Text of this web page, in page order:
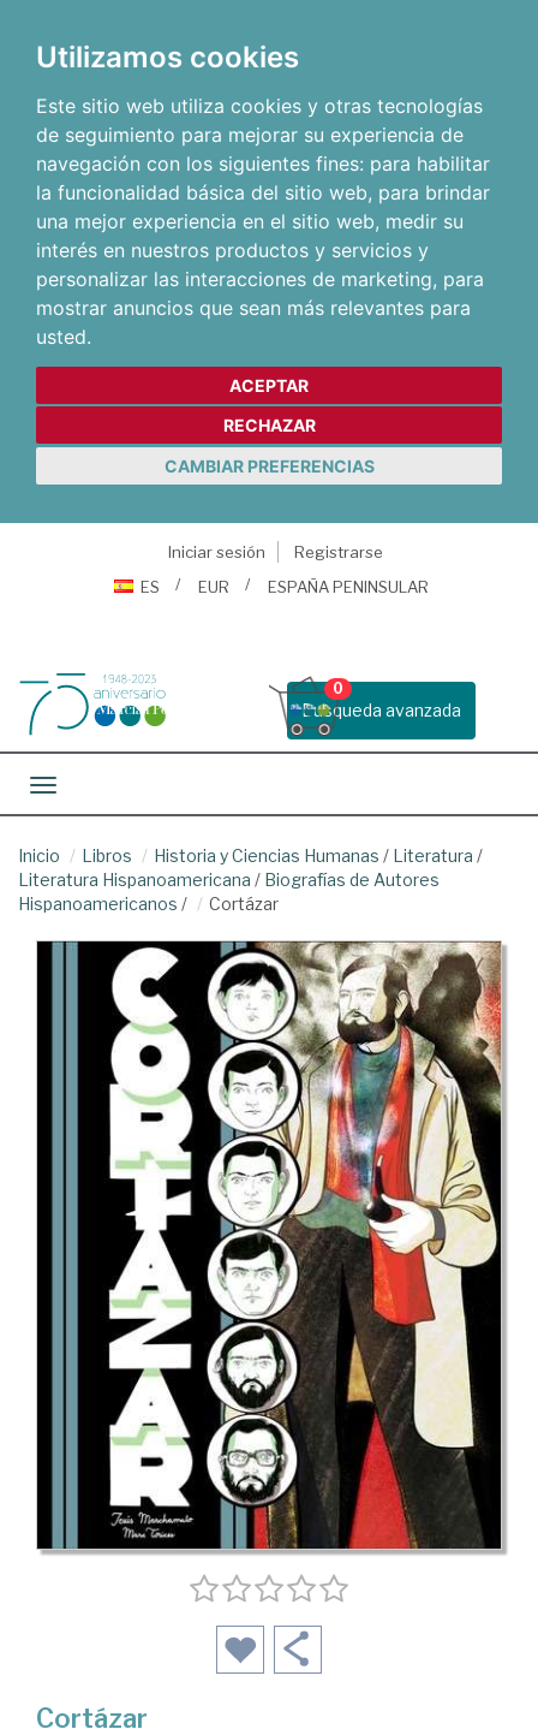
Utilizamos cookies
Este sitio web utiliza cookies y otras tecnologías
de seguimiento para mejorar su experiencia de
navegación con los siguientes fines: para habilitar
la funcionalidad básica del sitio web, para brindar
una mejor experiencia en el sitio web, medir su
interés en nuestros productos y servicios y
personalizar las interacciones de marketing, para
mostrar anuncios que sean más relevantes para
usted.
ACEPTAR
RECHAZAR
CAMBIAR PREFERENCIAS
Iniciar sesión
Registrarse
ES
EUR ESPAÑA PENINSULAR
Busqueda avanzada
0
Toggle navigation
Inicio Libros Historia y Ciencias Humanas / Literatura /
Literatura Hispanoamericana / Biografías de Autores
Hispanoamericanos / Cortázar
Cortázar